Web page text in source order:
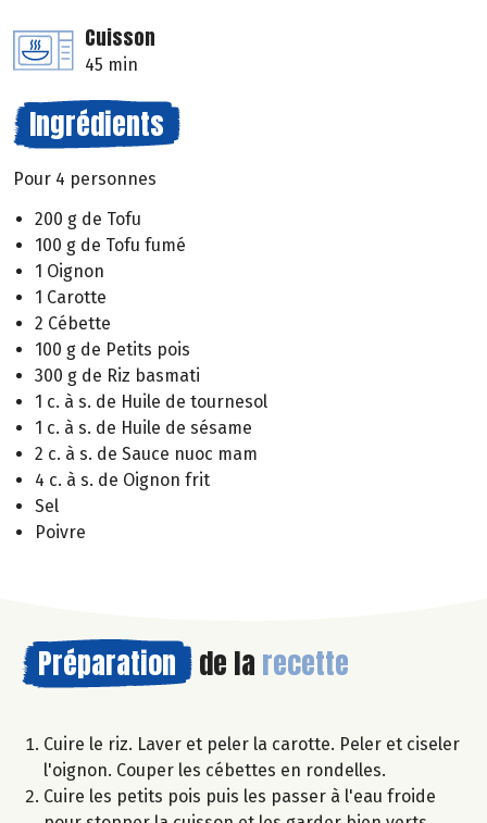
Cuisson
45 min
Ingrédients
Pour 4 personnes
200 g de Tofu
100 g de Tofu fumé
1 Oignon
1 Carotte
2 Cébette
100 g de Petits pois
300 g de Riz basmati
1 c. à s. de Huile de tournesol
1 c. à s. de Huile de sésame
2 c. à s. de Sauce nuoc mam
4 c. à s. de Oignon frit
Sel
Poivre
Préparation de la recette
Cuire le riz. Laver et peler la carotte. Peler et ciseler
l'oignon. Couper les cébettes en rondelles.
Cuire les petits pois puis les passer à l'eau froide